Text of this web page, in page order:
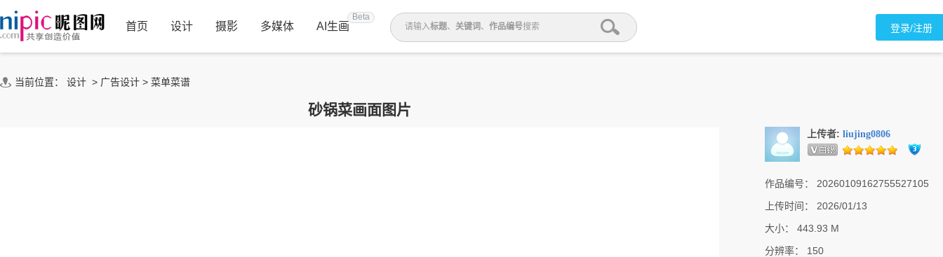
首页 设计 摄影 多媒体 AI生画
Beta
请输入标题、 关键词 、 作品编号搜索 登录/注册
当前位置： 设计 > 广告设计 > 菜单菜谱
砂锅菜画面图片
上传者: liujing0806
作品编号：
20260109162755527105
上传时间：
2026/01/13
大小：
443.93 M
分辨率：
150